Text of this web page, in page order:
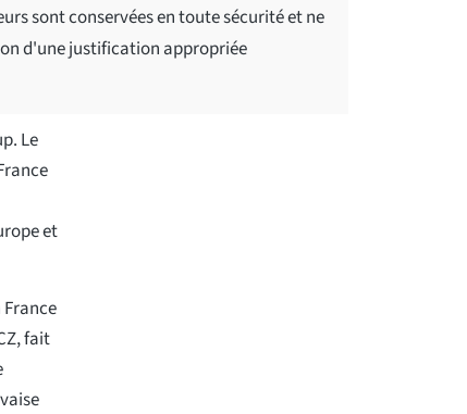
sont conservées en toute sécurité et ne
d'une justification appropriée
Le
et
fait